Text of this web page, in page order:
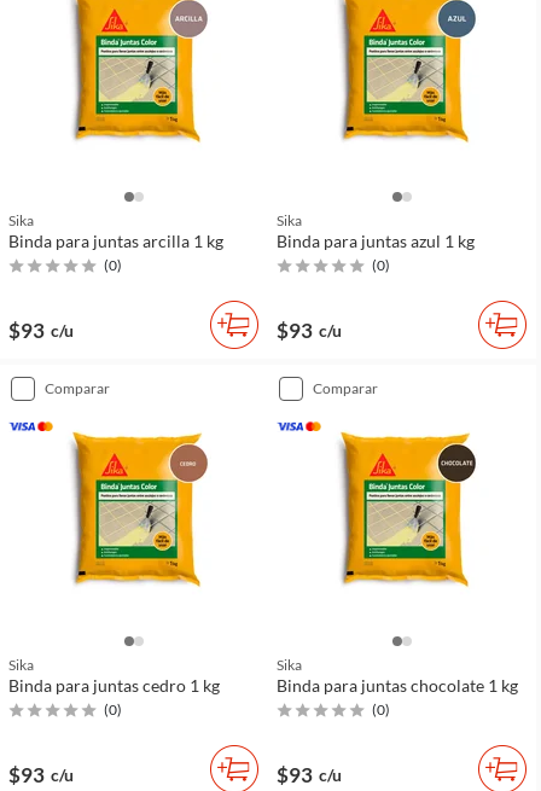
Sika
Binda para juntas arcilla 1 kg
(0)
$93 c/u
Sika
Binda para juntas azul 1 kg
(0)
$93 c/u
comparar
Sika
Binda para juntas cedro 1 kg
(0)
$93 c/u
comparar
Sika
Binda para juntas chocolate 1 kg
(0)
$93 c/u